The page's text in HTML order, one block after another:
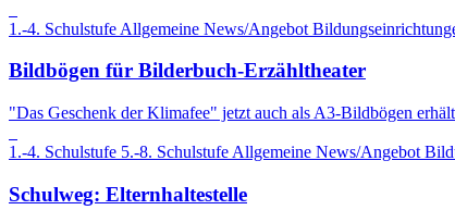
1.-4. Schulstufe Allgemeine News/Angebot
Bildbögen für Bilderbuch-Erzähltheater
"Das Geschenk der Klimafee" jetzt auch als A3-Bildbögen
1.-4. Schulstufe 5.-8. Schulstufe Allgemeine News/Angebot
Schulweg: Elternhaltestelle